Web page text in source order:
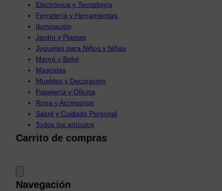
Electrónica y Tecnología
Ferretería y Herramientas
Iluminación
Jardín y Plantas
Juguetes para Niños y Niñas
Mamá y Bebé
Mascotas
Muebles y Decoración
Papelería y Oficina
Ropa y Accesorios
Salud y Cuidado Personal
Todos los artículos
Carrito de compras
Navegación